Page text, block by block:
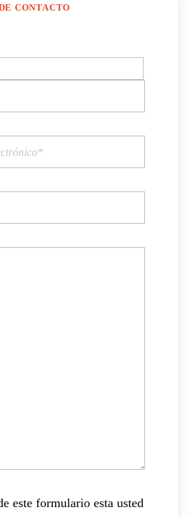
CONTACTO
este formulario esta usted